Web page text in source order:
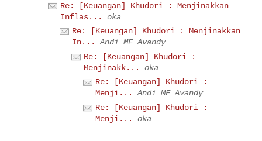
Re: [Keuangan] Khudori : Menjinakkan
Inflas...
oka
Re: [Keuangan] Khudori : Menjinakkan
In...
Andi MF Avandy
Re: [Keuangan] Khudori :
Menjinakk...
oka
Re: [Keuangan] Khudori :
Menji...
Andi MF Avandy
Re: [Keuangan] Khudori :
Menji...
oka